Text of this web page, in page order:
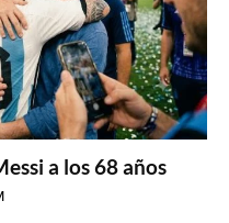
a los 68 años